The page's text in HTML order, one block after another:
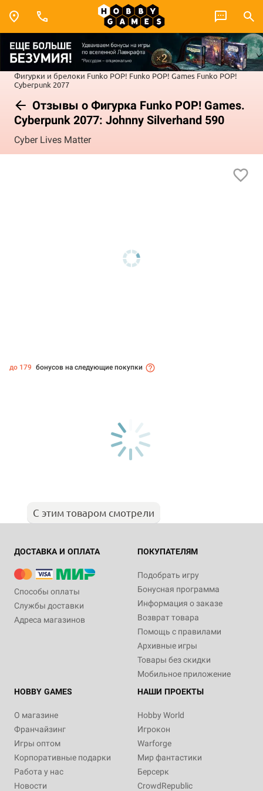
Фигурки и брелоки Funko POP! Funko POP! Games Funko POP!
Cyberpunk 2077
Отзывы о Фигурка Funko POP! Games.
Cyberpunk 2077: Johnny Silverhand 590
Cyber Lives Matter
до 179 бонусов на следующие покупки
С этим товаром смотрели
ДОСТАВКА И ОПЛАТА
Способы оплаты
Службы доставки
Адреса магазинов
ПОКУПАТЕЛЯМ
Подобрать игру
Бонусная программа
Информация о заказе
Возврат товара
Помощь с правилами
Архивные игры
Товары без скидки
Мобильное приложение
HOBBY GAMES
О магазине
Франчайзинг
Игры оптом
Корпоративные подарки
Работа у нас
Новости
НАШИ ПРОЕКТЫ
Hobby World
Игрокон
Warforge
Мир фантастики
Берсерк
CrowdRepublic